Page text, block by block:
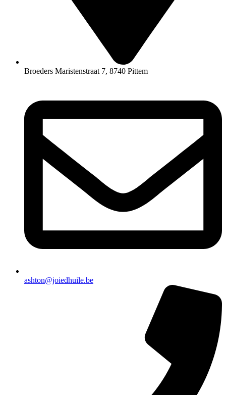
Broeders Maristenstraat 7, 8740 Pittem
ashton@joiedhuile.be